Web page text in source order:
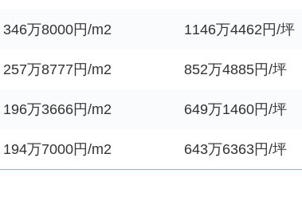
346万8000円/m2 1146万4462円/坪
257万8777円/m2 852万4885円/坪
196万3666円/m2 649万1460円/坪
194万7000円/m2 643万6363円/坪